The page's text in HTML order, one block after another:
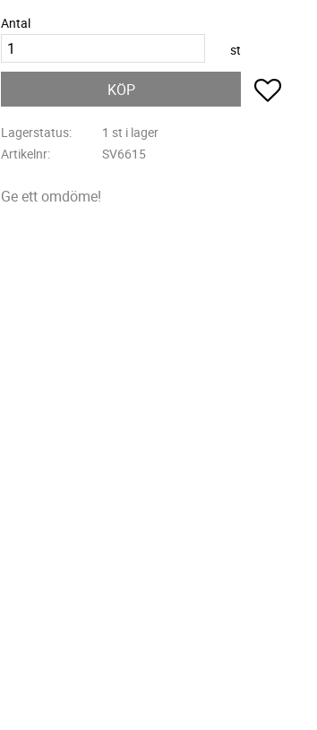
Antal
st
KÖP Lägg
Lagerstatus
1 st i lager
Artikelnr
SV6615
Ge ett omdöme!